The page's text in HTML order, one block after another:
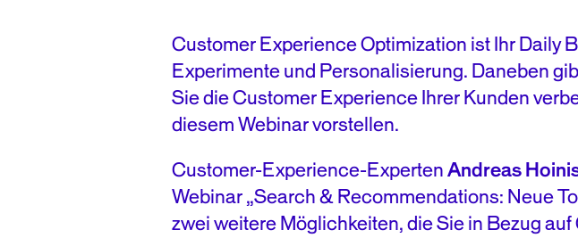
Customer Experience Optimization ist Ihr Daily
Experimente und Personalisierung. Daneben
Sie die Customer Experience Ihrer Kunden
diesem Webinar vorstellen.
Customer-Experience-ExpertenAndreas
Webinar „Search & Recommendations: Neue
zwei weitere Möglichkeiten, die Sie in Bezug